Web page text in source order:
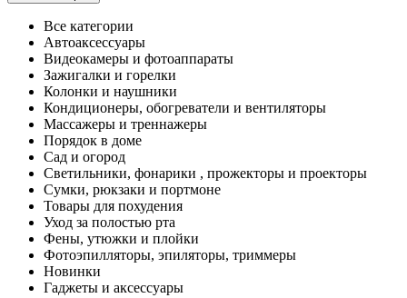
Все категории
Автоаксессуары
Видеокамеры и фотоаппараты
Зажигалки и горелки
Колонки и наушники
Кондиционеры, обогреватели и вентиляторы
Массажеры и треннажеры
Порядок в доме
Сад и огород
Светильники, фонарики , прожекторы и проекторы
Сумки, рюкзаки и портмоне
Товары для похудения
Уход за полостью рта
Фены, утюжки и плойки
Фотоэпилляторы, эпиляторы, триммеры
Новинки
Гаджеты и аксессуары